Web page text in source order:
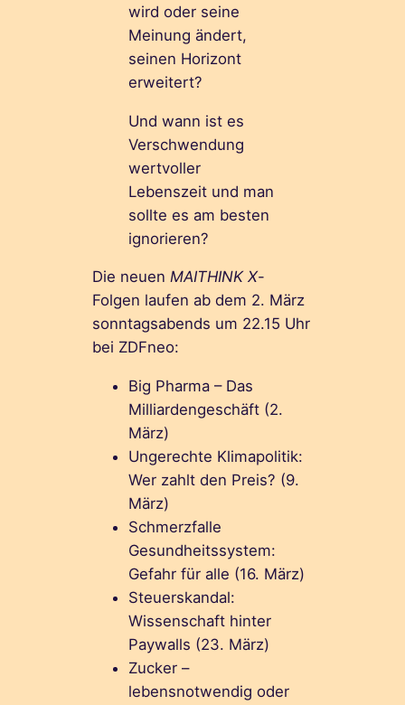
wird oder seine
Meinung ändert,
seinen Horizont
erweitert?
Und wann ist es
Verschwendung
wertvoller
Lebenszeit und man
sollte es am besten
ignorieren?
Die neuenMAITHINK X-
Folgen laufen ab dem 2. März
sonntagsabends um 22.15 Uhr
bei ZDFneo:
Big Pharma – Das
Milliardengeschäft (2.
März)
Ungerechte Klimapolitik:
Wer zahlt den Preis? (9.
März)
Schmerzfalle
Gesundheitssystem:
Gefahr für alle (16. März)
Steuerskandal:
Wissenschaft hinter
Paywalls (23. März)
Zucker –
lebensnotwendig oder